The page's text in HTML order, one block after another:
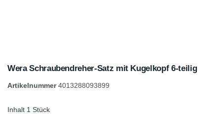
Wera Schraubendreher-Satz mit Kugelkopf 6-teilig
Artikelnummer4013288093899
Inhalt 1 Stück